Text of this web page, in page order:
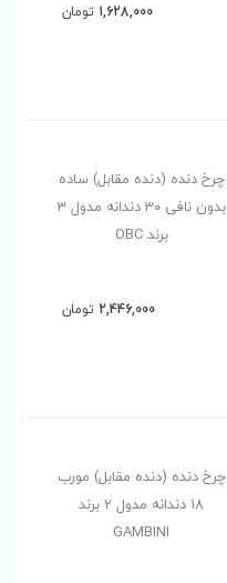
1,628,000 تومان
چرخ دنده (دنده مقابل) ساده
بدون نافی 30 دندانه مدول 3
برند OBC
2,446,000 تومان
چرخ دنده (دنده مقابل) مورب
18 دندانه مدول 2 برند
GAMBINI